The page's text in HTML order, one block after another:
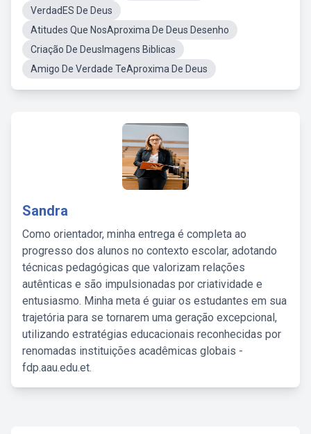
VerdadES De Deus
Atitudes Que NosAproxima De Deus Desenho
Criação De DeusImagens Biblicas
Amigo De Verdade TeAproxima De Deus
Sandra
Como orientador, minha entrega é completa ao
progresso dos alunos no contexto escolar, adotando
técnicas pedagógicas que valorizam relações
autênticas e são impulsionadas por criatividade e
entusiasmo. Minha meta é guiar os estudantes em sua
trajetória para se tornarem uma geração excepcional,
utilizando estratégias educacionais reconhecidas por
renomadas instituições acadêmicas globais -
fdp.aau.edu.et.